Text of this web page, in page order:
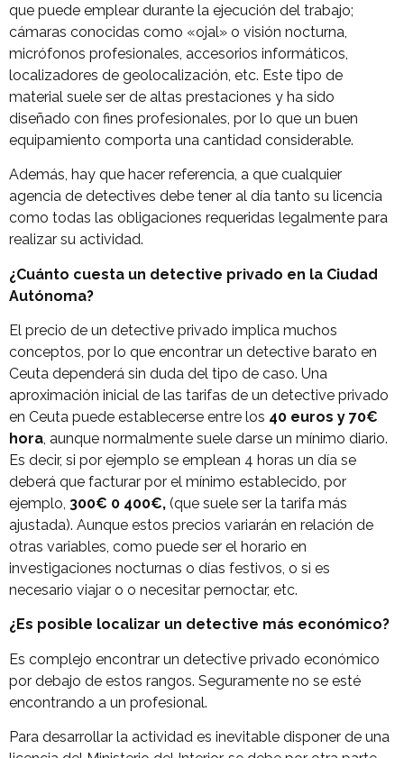
que puede emplear durante la ejecución del trabajo;
cámaras conocidas como «ojal» o visión nocturna,
micrófonos profesionales, accesorios informáticos,
localizadores de geolocalización, etc. Este tipo de
material suele ser de altas prestaciones y ha sido
diseñado con fines profesionales, por lo que un buen
equipamiento comporta una cantidad considerable.
Además, hay que hacer referencia, a que cualquier
agencia de detectives debe tener al día tanto su licencia
como todas las obligaciones requeridas legalmente para
realizar su actividad.
¿Cuánto cuesta un detective privado en la Ciudad
Autónoma?
El precio de un detective privado implica muchos
conceptos, por lo que encontrar un detective barato en
Ceuta dependerá sin duda del tipo de caso. Una
aproximación inicial de las tarifas de un detective privado
en Ceuta puede establecerse entre los 40 euros y 70€
hora, aunque normalmente suele darse un mínimo diario.
Es decir, si por ejemplo se emplean 4 horas un día se
deberá que facturar por el mínimo establecido, por
ejemplo, 300€ 0 400€, (que suele ser la tarifa más
ajustada). Aunque estos precios variarán en relación de
otras variables, como puede ser el horario en
investigaciones nocturnas o días festivos, o si es
necesario viajar o o necesitar pernoctar, etc.
¿Es posible localizar un detective más económico?
Es complejo encontrar un detective privado económico
por debajo de estos rangos. Seguramente no se esté
encontrando a un profesional.
Para desarrollar la actividad es inevitable disponer de una